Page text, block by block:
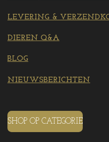
LEVERING &
DIEREN Q&A
BLOG
NIEUWSBERICHTEN
SHOP OP CATEGORIE